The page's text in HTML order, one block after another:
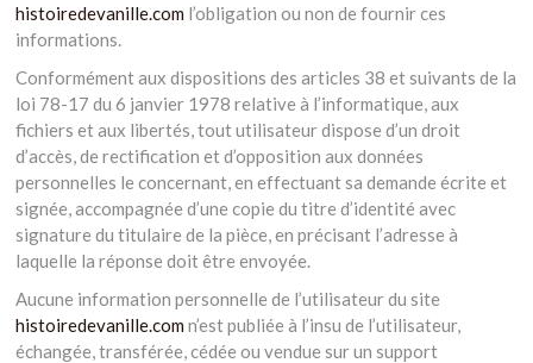
histoiredevanille.com l’obligation ou non de fournir ces
informations.
Conformément aux dispositions des articles 38 et suivants de la
loi 78-17 du 6 janvier 1978 relative à l’informatique, aux
fichiers et aux libertés, tout utilisateur dispose d’un droit
d’accès, de rectification et d’opposition aux données
personnelles le concernant, en effectuant sa demande écrite et
signée, accompagnée d’une copie du titre d’identité avec
signature du titulaire de la pièce, en précisant l’adresse à
laquelle la réponse doit être envoyée.
Aucune information personnelle de l’utilisateur du site
histoiredevanille.com n’est publiée à l’insu de l’utilisateur,
échangée, transférée, cédée ou vendue sur un support